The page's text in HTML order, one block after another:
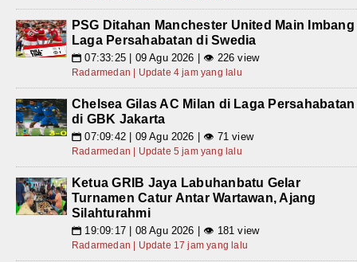
PSG Ditahan Manchester United Main Imbang
Laga Persahabatan di Swedia
📅 07:33:25 | 09 Agu 2026 | 👁 226 view
Radarmedan | Update 4 jam yang lalu
Chelsea Gilas AC Milan di Laga Persahabatan
di GBK Jakarta
📅 07:09:42 | 09 Agu 2026 | 👁 71 view
Radarmedan | Update 5 jam yang lalu
Ketua GRIB Jaya Labuhanbatu Gelar
Turnamen Catur Antar Wartawan, Ajang
Silahturahmi
📅 19:09:17 | 08 Agu 2026 | 👁 181 view
Radarmedan | Update 17 jam yang lalu